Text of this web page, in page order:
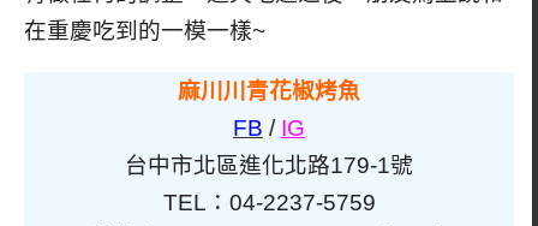
在重慶吃到的一模一樣~
麻川川青花椒烤魚
FB / IG
台中市北區進化北路179-1號
TEL：04-2237-5759